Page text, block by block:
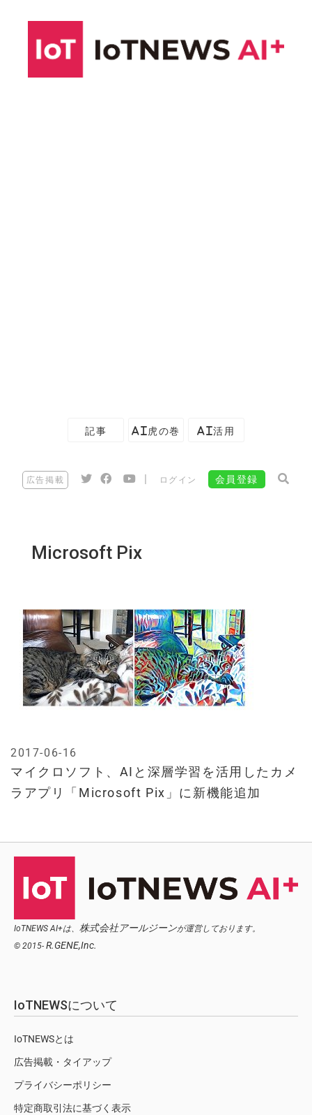
記事 AI虎の巻 AI活用
広告掲載 ログイン 会員登録
Microsoft Pix
マイクロソフト、AIと深層学習を活用したカメ
ラアプリ「Microsoft Pix」に新機能追加
2017-06-16
IoTNEWS AI+は、 株式会社アールジーンが運営しております。
© 2015- R.GENE,Inc.
IoTNEWSについて
IoTNEWSとは
広告掲載・タイアップ
プライバシーポリシー
特定商取引法に基づく表示